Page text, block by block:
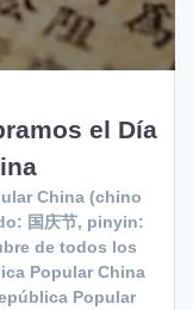
el Día
China (chino
国庆节, pinyin:
de todos los
Popular China
Popular